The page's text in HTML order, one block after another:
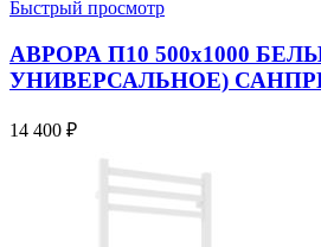
Быстрый просмотр
АВРОРА П10 500х1000
УНИВЕРСАЛЬНОЕ)
14 400 ₽